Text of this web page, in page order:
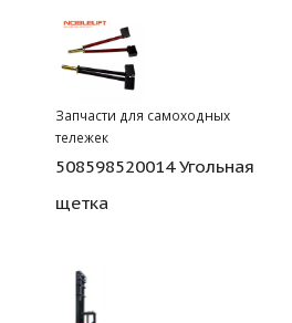
Запчасти для самоходных
тележек
508598520014 Угольная
щетка